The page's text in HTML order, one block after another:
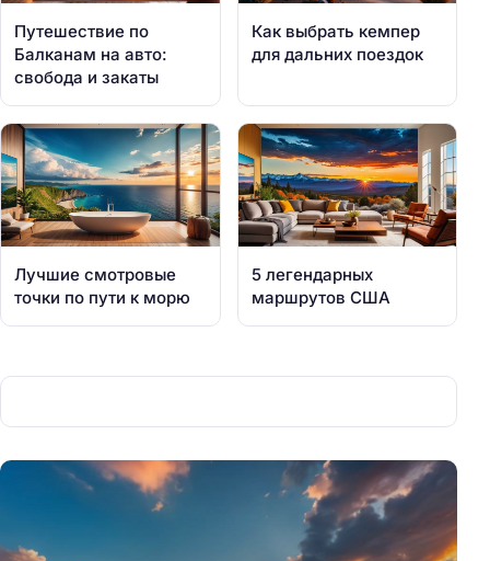
Путешествие по
Балканам на авто:
свобода и закаты
Как выбрать кемпер
для дальних поездок
Лучшие смотровые
точки по пути к морю
5 легендарных
маршрутов США